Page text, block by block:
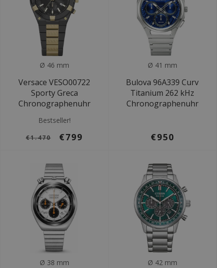
Ø 46 mm
Versace VESO00722
Sporty Greca
Chronographenuhr
Bestseller!
€1.470 €799
Ø 41 mm
Bulova 96A339 Curv
Titanium 262 kHz
Chronographenuhr
€950
Ø 38 mm Ø 42 mm